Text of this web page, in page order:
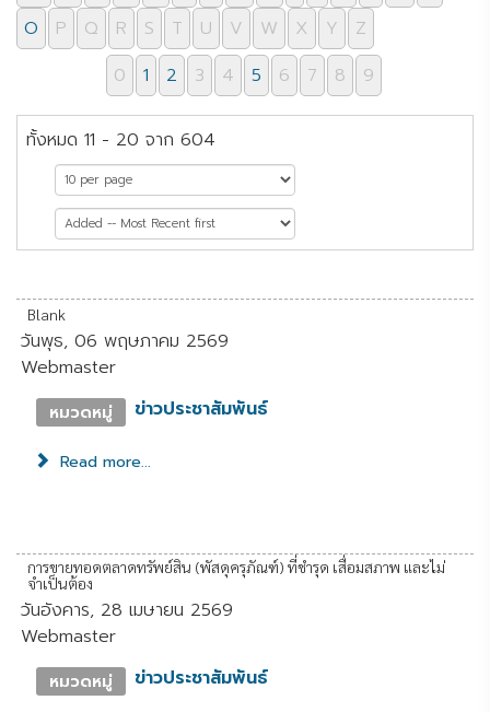
O
P Q R S T U V W X Y
Z
0
1 2 3 4 5 6 7 8 9
ทั้งหมด 11 - 20 จาก 604
Blank
วันพุธ, 06 พฤษภาคม 2569
Webmaster
หมวดหมู่ ข่าวประชาสัมพันธ์
Read more...
การขายทอดตลาดทรัพย์สิน (พัสดุครุภัณฑ์) ที่ชำรุด เสื่อมสภาพ และไม่
จำเป็นต้อง
วันอังคาร, 28 เมษายน 2569
Webmaster
หมวดหมู่ ข่าวประชาสัมพันธ์